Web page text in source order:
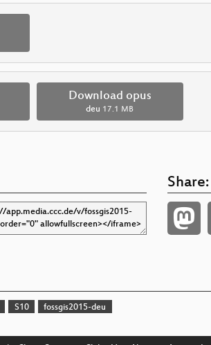
Download opus
deu 17.1 MB
Share:
S10 fossgis2015-deu